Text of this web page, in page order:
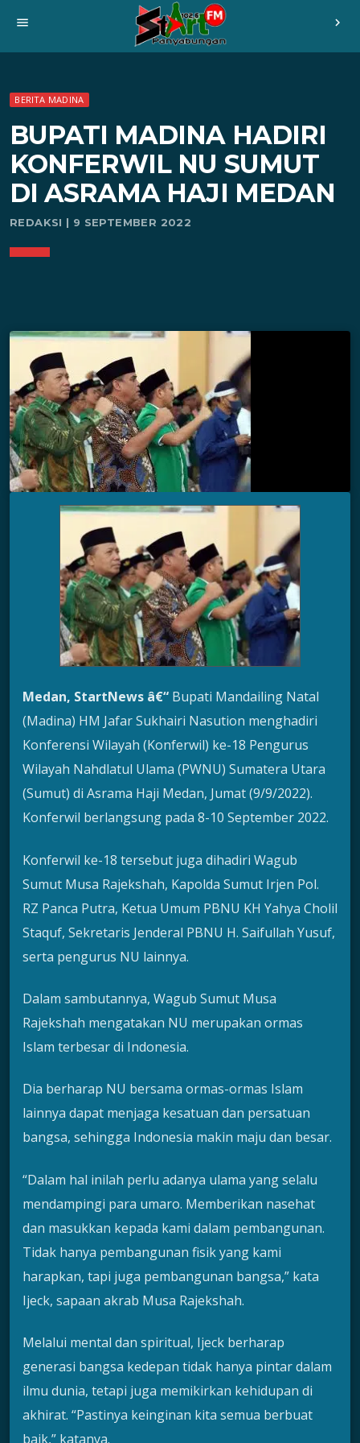
menu chevron_right
BERITA MADINA
BUPATI MADINA HADIRI
KONFERWIL NU SUMUT
DI ASRAMA HAJI MEDAN
REDAKSI | 9 SEPTEMBER 2022
Medan, StartNews â€“ Bupati Mandailing Natal
(Madina) HM Jafar Sukhairi Nasution menghadiri
Konferensi Wilayah (Konferwil) ke-18 Pengurus
Wilayah Nahdlatul Ulama (PWNU) Sumatera Utara
(Sumut) di Asrama Haji Medan, Jumat (9/9/2022).
Konferwil berlangsung pada 8-10 September 2022.
Konferwil ke-18 tersebut juga dihadiri Wagub
Sumut Musa Rajekshah, Kapolda Sumut Irjen Pol.
RZ Panca Putra, Ketua Umum PBNU KH Yahya Cholil
Staquf, Sekretaris Jenderal PBNU H. Saifullah Yusuf,
serta pengurus NU lainnya.
Dalam sambutannya, Wagub Sumut Musa
Rajekshah mengatakan NU merupakan ormas
Islam terbesar di Indonesia.
Dia berharap NU bersama ormas-ormas Islam
lainnya dapat menjaga kesatuan dan persatuan
bangsa, sehingga Indonesia makin maju dan besar.
“Dalam hal inilah perlu adanya ulama yang selalu
mendampingi para umaro. Memberikan nasehat
dan masukkan kepada kami dalam pembangunan.
Tidak hanya pembangunan fisik yang kami
harapkan, tapi juga pembangunan bangsa,” kata
Ijeck, sapaan akrab Musa Rajekshah.
Melalui mental dan spiritual, Ijeck berharap
generasi bangsa kedepan tidak hanya pintar dalam
ilmu dunia, tetapi juga memikirkan kehidupan di
akhirat. “Pastinya keinginan kita semua berbuat
baik,” katanya.